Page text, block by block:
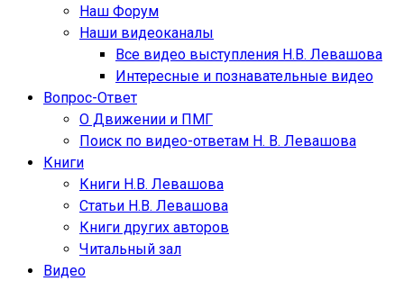
Наш Форум
Наши видеоканалы
Все видео выступления Н.В. Левашова
Интересные и познавательные видео
Вопрос-Ответ
О Движении и ПМГ
Поиск по видео-ответам Н. В. Левашова
Книги
Книги Н.В. Левашова
Статьи Н.В. Левашова
Книги других авторов
Читальный зал
Видео